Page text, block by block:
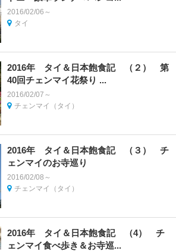
2016/02/06～
タイ
2016年 タイ＆日本飽食記 （２） 第
40回チェンマイ花祭り ...
2016/02/07～
チェンマイ（タイ）
2016年 タイ＆日本飽食記 （３） チ
ェンマイのお寺巡り
2016/02/08～
チェンマイ（タイ）
2016年 タイ＆日本飽食記 （4） チ
ェンマイ食べ歩き＆お寺巡...